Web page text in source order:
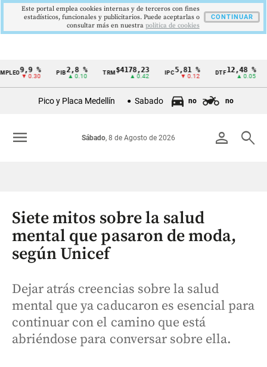
Cintillo
Colombia
9,9 %
▼ 0.30
PIB 2,8 %
▲ 0.10
TRM $4178,23
▲ 0.42
IPC 5,81 %
▼ 0.12
DTF 12,48 %
▲ 0.05
UVR
Pico y Placa Medellín Sabado no no
person search
Sábado, 8 de Agosto de 2026
menu
Siete mitos sobre la salud
mental que pasaron de moda,
según Unicef
Dejar atrás creencias sobre la salud
mental que ya caducaron es esencial para
continuar con el camino que está
abriéndose para conversar sobre ella.
Este portal emplea cookies internas y de terceros con fines
estadísticos, funcionales y publicitarios. Puede aceptarlas o
consultar más en nuestra politica de cookies
CONTINUAR